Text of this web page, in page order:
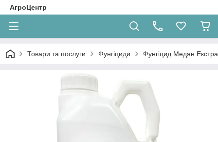
АгроЦентр
Товари та послуги Фунгіциди Фунгіцид Медян